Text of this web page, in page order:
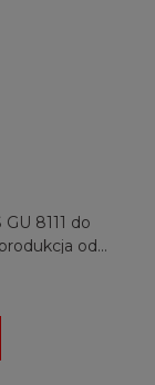
8111 do
od